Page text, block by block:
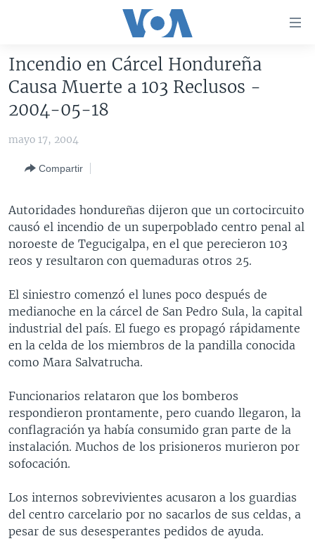
accesibilidad
contenido
Salte
Salte
búsqueda
AMÉRICA DEL NORTE
VOA VERIFICA INMIGRACIÓN
ARGENTINA
COLOMBIA
CHILE
ECUADOR
VENEZUELA
BRASIL
CHINA EN AMÉRICA LATINA
COSTA RICA
EL SALVADOR
HONDURAS
NICARAGUA
OTRAS SECCIONES
INMIGRACIÓN
MUNDO
ECONOMÍA
ENTRETENIMIENTO Y CULTURA
DEPORTES
CIENCIA Y SALUD
ESPECIALES DE LA VOA
UCRANIA
MULTIMEDIA
VIDEOS
AUDIOS
PROGRAMAS TV
FORO INTERAMERICANO
VISIÓN 360
LAS CLAVES
AVANCE INFORMATIVO
AUDIONOTICIAS
BUENOS DÍAS AMÉRICA
EL MUNDO AL DÍA [RADIO]
FORO [RADIO]
DIRECT
DOCUMENTALES DE LA VOA
Learning English
SÍGANOS
Incendio en Cárcel Hondureña
Causa Muerte a 103 Reclusos -
2004-05-18
mayo 17, 2004
Compartir
Autoridades hondureñas dijeron que un cortocircuito
causó el incendio de un superpoblado centro penal al
noroeste de Tegucigalpa, en el que perecieron 103
reos y resultaron con quemaduras otros 25.
El siniestro comenzó el lunes poco después de
medianoche en la cárcel de San Pedro Sula, la capital
industrial del país. El fuego es propagó rápidamente
en la celda de los miembros de la pandilla conocida
como Mara Salvatrucha.
Funcionarios relataron que los bomberos
respondieron prontamente, pero cuando llegaron, la
conflagración ya había consumido gran parte de la
instalación. Muchos de los prisioneros murieron por
sofocación.
Los internos sobrevivientes acusaron a los guardias
del centro carcelario por no sacarlos de sus celdas, a
pesar de sus desesperantes pedidos de ayuda.